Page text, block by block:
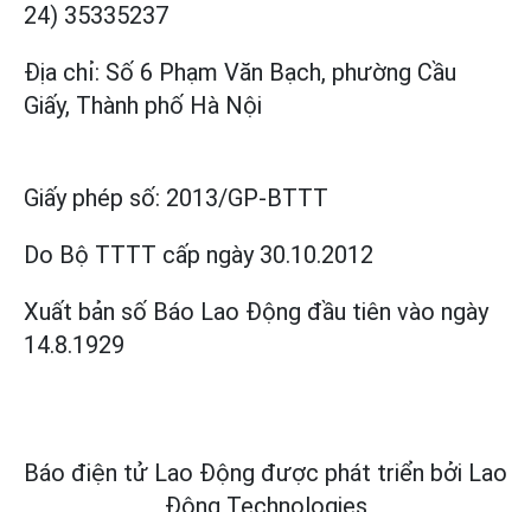
24) 35335237
Địa chỉ: Số 6 Phạm Văn Bạch, phường Cầu
Giấy, Thành phố Hà Nội
Giấy phép số: 2013/GP-BTTT
Do Bộ TTTT cấp ngày 30.10.2012
Xuất bản số Báo Lao Động đầu tiên vào ngày
14.8.1929
Báo điện tử Lao Động được phát triển bởi Lao